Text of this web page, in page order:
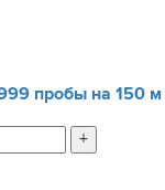
пробы на 150 м
+